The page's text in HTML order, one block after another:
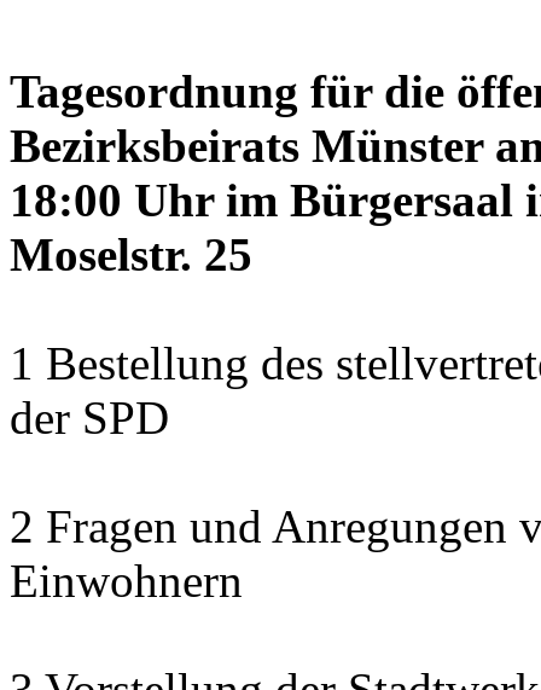
Tagesordnung für die
Bezirksbeirats Münster
18:00 Uhr im
Moselstr. 25
1 Bestellung des
der SPD
2 Fragen und Anregungen
Einwohnern